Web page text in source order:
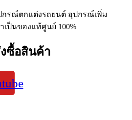
กรณ์ตกแต่งรถยนต์ อุปกรณ์เพิ่ม
ป็นของแท้ศูนย์ 100%
ซื้อสินค้า